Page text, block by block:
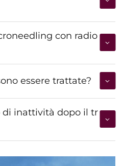
con radio
essere trattate?
di inattività dopo il tr